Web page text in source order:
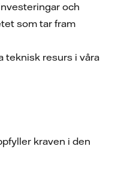
och
som tar fram
teknisk resurs i våra
kraven i den